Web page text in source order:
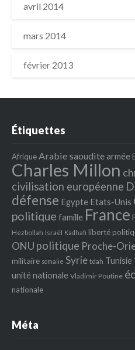
avril 2014
mars 2014
février 2013
Étiquettes
AfriqueArabie saoudite armée
Charles Millon
civilisation européenne
défense Egypte Etats‐Unis
politique famille France
Hezbollah Israël Kadhafi liberté
ONU politique Proche-
militaire somalie Syrie tdah Tunisie
unité nationale Vladimir Poutine
nationale
Méta